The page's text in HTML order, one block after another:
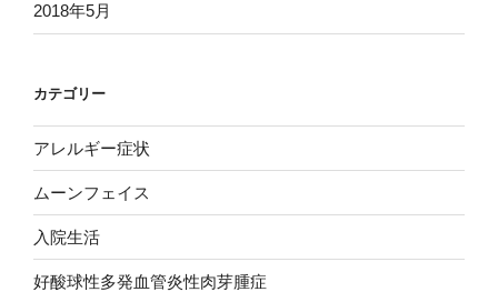
2018年5月
カテゴリー
アレルギー症状
ムーンフェイス
入院生活
好酸球性多発血管炎性肉芽腫症